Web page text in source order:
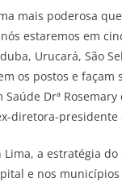
mais poderosa
estaremos em
Urucará, São
os postos e
Drª
diretora-presidente
Lima, a estratégia
e nos